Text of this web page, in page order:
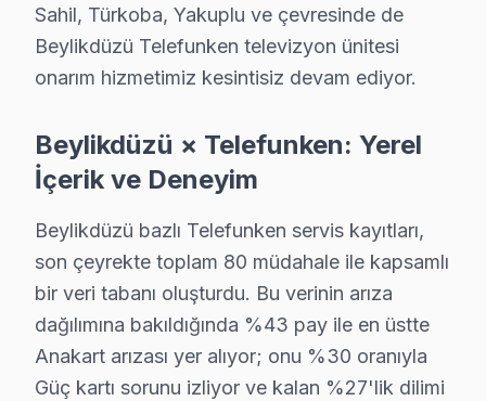
2. Backlight Arızası
Fiziksel Belirti:Ekranda görüntü var ama ekranın
Neden: Backlight arızası, kullanılan LED diziliminin
Etkilenen Modeller:
Telefunken U50U868 ve
Fiziksel Belirti:televizyonunuz açılmıyor ya da tüm
Neden: Ana kontrol biriminin arızalanması veya
2025 Türkiye Fiyatı:Maliyet, genellikle ₺800 - ₺1200
Etkilenen Modeller: Telefunken 65U778 serisi,
Sahil, Türkoba, Yakuplu ve çevresinde de
Beylikdüzü Telefunken televizyon ünitesi
onarım hizmetimiz kesintisiz devam ediyor.
Beylikdüzü × Telefunken: Yerel
İçerik ve Deneyim
Beylikdüzü bazlı Telefunken servis kayıtları,
son çeyrekte toplam 80 müdahale ile kapsamlı
bir veri tabanı oluşturdu. Bu verinin arıza
dağılımına bakıldığında %43 pay ile en üstte
Anakart arızası yer alıyor; onu %30 oranıyla
Güç kartı sorunu izliyor ve kalan %27'lik dilimi